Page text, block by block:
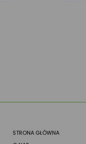
STRONA GŁÓWNA